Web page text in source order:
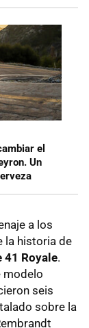
el
Un
a los
la historia de
41 Royale.
modelo
seis
sobre la